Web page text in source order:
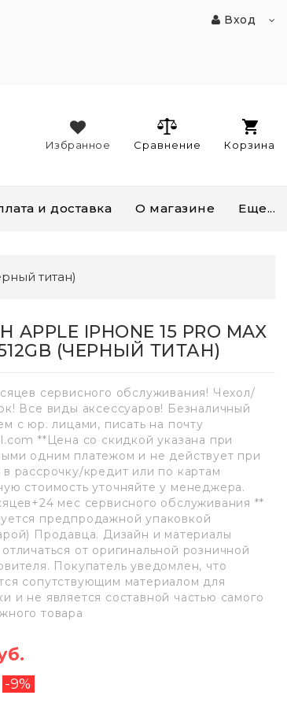
Вход
Корзина
Сравнение
Избранное
и доставка О магазине Еще...
титан)
IPHONE 15 PRO MAX
512GB (ЧЕРНЫЙ ТИТАН)
сервисного обслуживания! Чехол/
Все виды аксессуаров! Безналичный
с юр. лицами, писать на почту
**Цена со скидкой указана при
одним платежом и не действует при
в рассрочку/кредит или по картам
стоимость уточняйте у менеджера.
мес сервисного обслуживания **
предпродажной упаковкой
Продавца. Дизайн и материалы
от оригинальной розничной
Покупатель уведомлен, что
сопутствующим материалом для
и не является составной частью самого
товара
-9%